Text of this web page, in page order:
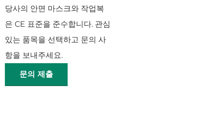
당사의 안면 마스크와 작업복
은 CE 표준을 준수합니다. 관심
있는 품목을 선택하고 문의 사
항을 보내주세요.
문의 제출